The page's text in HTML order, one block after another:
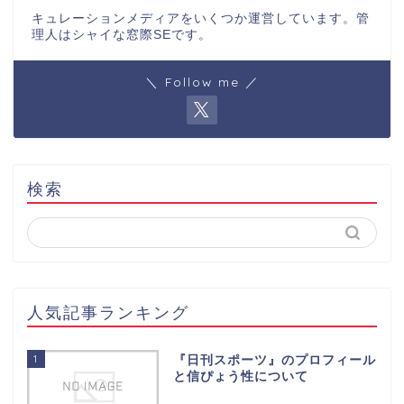
キュレーションメディアをいくつか運営しています。管
理人はシャイな窓際SEです。
＼ Follow me ／
検索
人気記事ランキング
1
『日刊スポーツ』のプロフィール
と信ぴょう性について